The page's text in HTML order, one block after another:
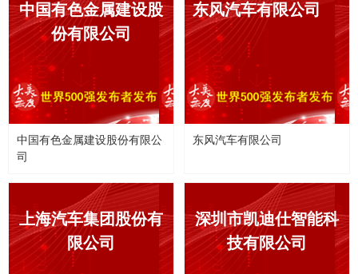
中国有色金属建设股
份有限公司
中国有色金属建设股份有限公
司
东风汽车有限公司
东风汽车有限公司
上海汽车集团股份有
限公司
深圳市凯迪仕智能科
技有限公司